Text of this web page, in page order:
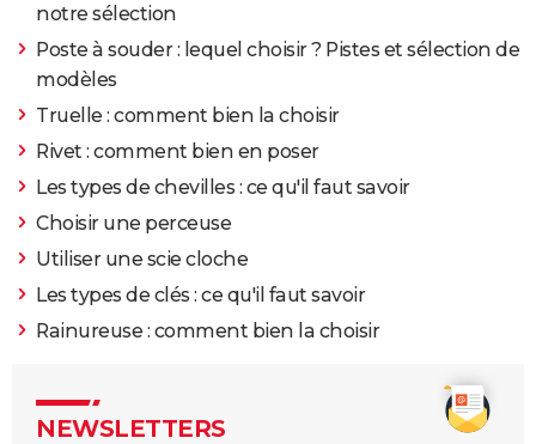
notre sélection
Poste à souder : lequel choisir ? Pistes et sélection de
modèles
Truelle : comment bien la choisir
Rivet : comment bien en poser
Les types de chevilles : ce qu'il faut savoir
Choisir une perceuse
Utiliser une scie cloche
Les types de clés : ce qu'il faut savoir
Rainureuse : comment bien la choisir
NEWSLETTERS